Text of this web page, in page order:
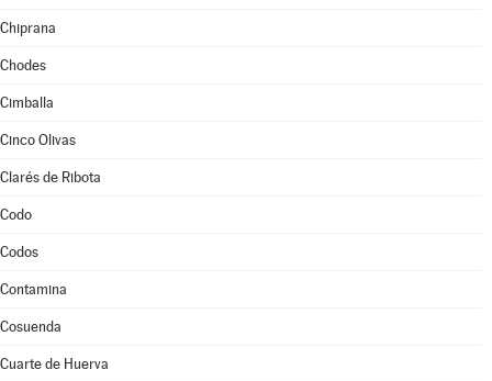
Chiprana
Chodes
Cimballa
Cinco Olivas
Clarés de Ribota
Codo
Codos
Contamina
Cosuenda
Cuarte de Huerva